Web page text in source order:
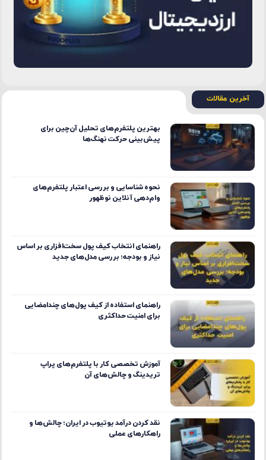
پیش‌بینی حرکت نهنگ‌ها
وام‌دهی آنلاین نوظهور
نیاز و بودجه؛ بررسی مدل‌های جدید
برای امنیت حداکثری
تریدینگ و چالش‌های آن
راهکارهای عملی